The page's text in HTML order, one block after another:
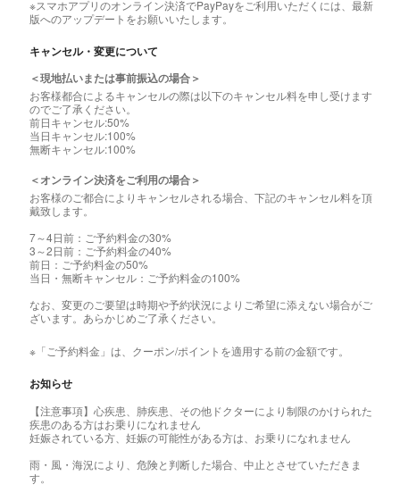
※スマホアプリのオンライン決済でPayPayをご利用いただくには、最新
版へのアップデートをお願いいたします。
キャンセル・変更について
＜現地払いまたは事前振込の場合＞
お客様都合によるキャンセルの際は以下のキャンセル料を申し受けます
のでご了承ください。
前日キャンセル:50%
当日キャンセル:100%
無断キャンセル:100%
＜オンライン決済をご利用の場合＞
お客様のご都合によりキャンセルされる場合、下記のキャンセル料を頂
戴致します。
7～4日前：ご予約料金の30%
3～2日前：ご予約料金の40%
前日：ご予約料金の50%
当日・無断キャンセル：ご予約料金の100%
なお、変更のご要望は時期や予約状況によりご希望に添えない場合がご
ざいます。あらかじめご了承ください。
※「ご予約料金」は、クーポン/ポイントを適用する前の金額です。
お知らせ
【注意事項】心疾患、肺疾患、その他ドクターにより制限のかけられた
疾患のある方はお乗りになれません
妊娠されている方、妊娠の可能性がある方は、お乗りになれません
雨・風・海況により、危険と判断した場合、中止とさせていただきま
す。